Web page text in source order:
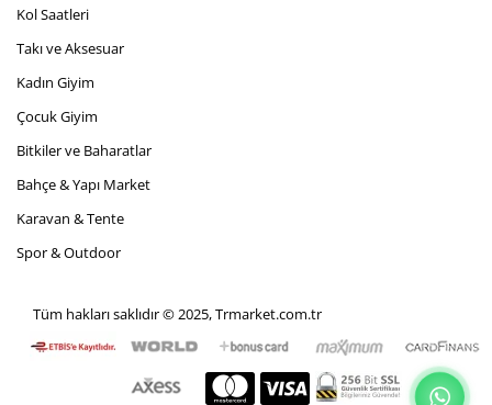
Kol Saatleri
Takı ve Aksesuar
Kadın Giyim
Çocuk Giyim
Bitkiler ve Baharatlar
Bahçe & Yapı Market
Karavan & Tente
Spor & Outdoor
Tüm hakları saklıdır © 2025, Trmarket.com.tr